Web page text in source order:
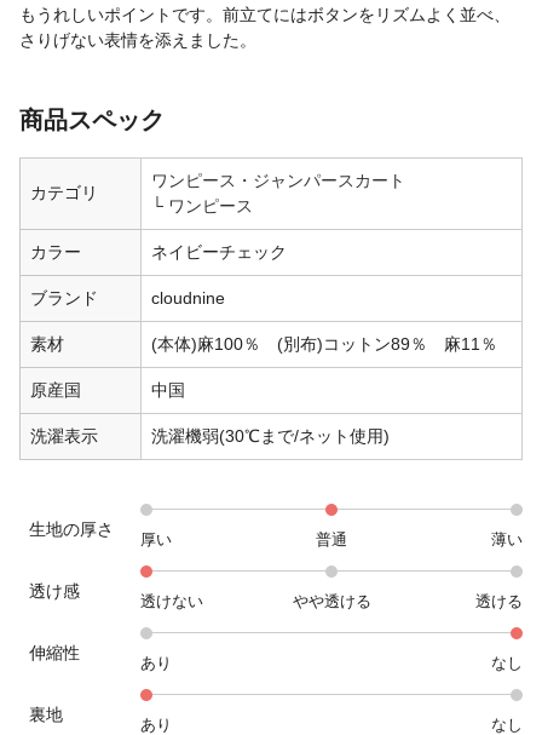
もうれしいポイントです。前立てにはボタンをリズムよく並べ、
さりげない表情を添えました。
商品スペック
カテゴリ
ワンピース・ジャンパースカート
ワンピース
カラー ネイビーチェック
ブランド cloudnine
素材 (本体)麻100％ (別布)コットン89％ 麻11％
原産国 中国
洗濯表示 洗濯機弱(30℃まで/ネット使用)
生地の厚さ
厚い 普通 薄い
透け感
透けない やや透ける 透ける
伸縮性
あり なし
裏地
あり なし